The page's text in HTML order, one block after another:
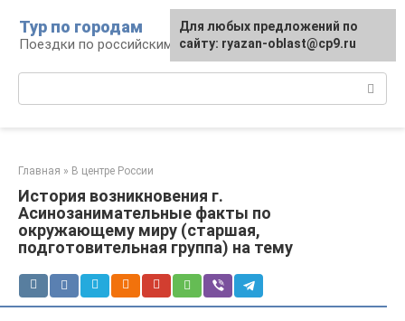
контенту
Тур по городам
Поездки по российским городам
Главная » В центре России
История возникновения г.
Асинозанимательные факты по
окружающему миру (старшая,
подготовительная группа) на тему
Для любых предложений по
сайту: ryazan-oblast@cp9.ru